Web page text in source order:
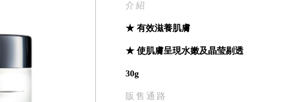
介紹
★ 有效滋養肌膚
★ 使肌膚呈現水嫩及晶莹剔透
30g
販售通路